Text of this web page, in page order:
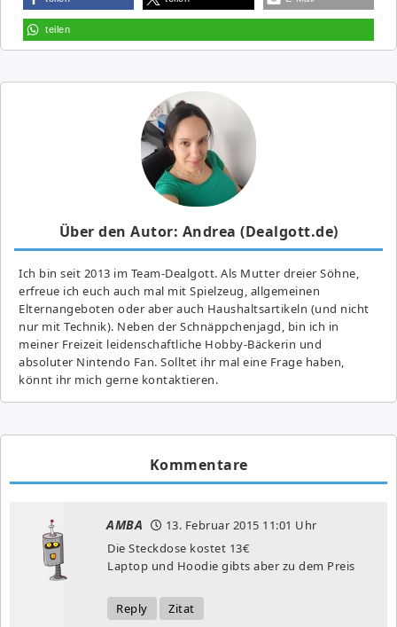
teilen
Über den Autor: Andrea (Dealgott.de)
Ich bin seit 2013 im Team-Dealgott. Als Mutter dreier Söhne,
erfreue ich euch auch mal mit Spielzeug, allgemeinen
Elternangeboten oder aber auch Haushaltsartikeln (und nicht
nur mit Technik). Neben der Schnäppchenjagd, bin ich in
meiner Freizeit leidenschaftliche Hobby-Bäckerin und
absoluter Nintendo Fan. Solltet ihr mal eine Frage haben,
könnt ihr mich gerne kontaktieren.
Kommentare
AMBA 13. Februar 2015 11:01 Uhr
Die Steckdose kostet 13€
Laptop und Hoodie gibts aber zu dem Preis
Reply Zitat